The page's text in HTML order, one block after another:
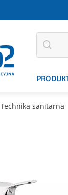
Technika sanitarna